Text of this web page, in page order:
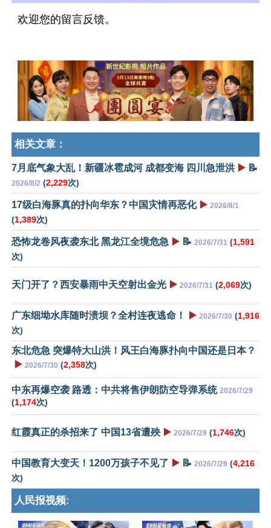
欢迎您的留言反馈。
相关文章：
7月底气象大乱！新疆冰雹成河 成都变海 四川急泄洪 ▶️ 📝
2026/8/2 (2,229次)
17级白海豚真的扑向华东？中国灾情再恶化 ▶️ 2026/8/1
(1,389次)
恐怖龙卷风夜袭东北 黑龙江全境危急 ▶️ 📝 2026/7/31 (1,591
次)
天门开了？西安暴雨中天空射出金光 ▶️ 2026/7/31 (2,069次)
广东细坳水库随时溃坝？全村连夜逃命！ ▶️ 2026/7/30 (1,916
次)
东北危急 突爆特大山洪！风王白海豚扑向中国还是日本？
▶️ 2026/7/30 (2,358次)
中东再爆空袭 路透：中共将售伊朗防空导弹系统 2026/7/29
(1,174次)
红霞真正的杀招来了 中国13省遭殃 ▶️ 2026/7/29 (1,746次)
中国教育大变天！1200万孩子不见了 ▶️ 📝 2026/7/29 (4,216
次)
人民报视频: